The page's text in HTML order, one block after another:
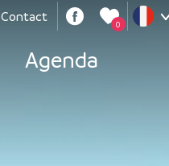
Agenda
Contact
0